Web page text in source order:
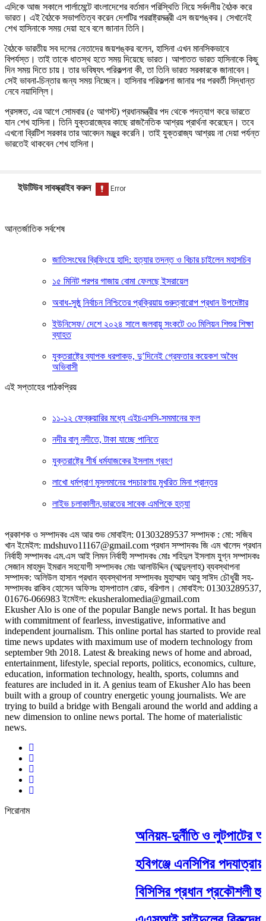
এদিকে আজ সকালে পার্লামেন্টে বাংলাদেশের বর্তমান পরিস্থিতি নিয়ে সর্বদলীয় বৈঠক করে
ভারত। এই বৈঠকে সভাপতিত্ব করেন দেশটির পররাষ্ট্রমন্ত্রী এস জয়শঙ্কর। সেখানেই
শেখ হাসিনাকে সময় দেয়া হবে বলে জানান তিনি।
বৈঠকে ভারতীয় সব দলের নেতাদের জয়শঙ্কর বলেন, হাসিনা এখন মানসিকভাবে
বিপর্যস্ত। তাই তাকে ধাতস্থ হতে সময় দিয়েছে ভারত। আপাতত ভারত হাসিনাকে কিছু
দিন সময় দিতে চায়। তার ভবিষ্যৎ পরিকল্পনা কী, তা তিনি ভারত সরকারকে জানাবেন।
সেই ভাবনা-চিন্তার জন্য সময় নিচ্ছেন। হাসিনার পরিকল্পনা জানার পর পরবর্তী সিদ্ধান্ত
নেবে নয়াদিল্লি।
প্রসঙ্গত, এর আগে সোমবার (৫ আগস্ট) প্রধানমন্ত্রীর পদ থেকে পদত্যাগ করে ভারতে
যান শেখ হাসিনা। তিনি যুক্তরাজ্যের কাছে রাজনৈতিক আশ্রয় প্রার্থনা করেছেন। তবে
এখনো ব্রিটিশ সরকার তার আবেদন মঞ্জুর করেনি। তাই যুক্তরাজ্য আশ্রয় না দেয়া পর্যন্ত
ভারতেই থাকবেন শেখ হাসিনা।
ইউটিউব সাবস্ক্রাইব করুন
আন্তর্জাতিক সর্বশেষ
জাতিসংঘের ব্রিফিংয়ে হাদি: হত্যার তদন্ত ও বিচার চাইলেন মহাসচিব
১৫ মিনিট পরপর গাজায় বোমা ফেলছে ইসরায়েল
অবাধ-সুষ্ঠু নির্বাচন নিশ্চিতের প্রক্রিয়ায় গুরুত্বারোপ প্রধান উপদেষ্টার
ইউনিসেফ/ দেশে ২০২৪ সালে জলবায়ু সংকটে ৩৩ মিলিয়ন শিশুর শিক্ষা
ব্যাহত
যুক্তরাষ্ট্রে ব্যাপক ধরপাকড়, দু’দিনেই গ্রেফতার কয়েকশ অবৈধ
অভিবাসী
এই সপ্তাহের পাঠকপ্রিয়
১১-১২ ফেব্রুয়ারির মধ্যে এইচএসসি-সমমানের ফল
নদীর বালু নদীতে, টাকা যাচ্ছে পানিতে
যুক্তরাষ্ট্রে শীর্ষ ধর্মযাজকের ইসলাম গ্রহণ
লাখো ধর্মপ্রাণ মুসলমানের পদচারণায় মুখরিত মিনা প্রান্তর
লাইভ চলাকালীন,ভারতের সাবেক এমপিকে হত্যা
প্রকাশক ও সম্পাদকঃ এম আর শুভ মোবাইল: 01303289537 সম্পাদক : মো: সজিব
খান ইমেইল: mdshuvo11167@gmail.com প্রধান সম্পাদকঃ জি এম খালেদ প্রধান
নির্বাহী সম্পাদকঃ এম.এস আই লিমন নির্বাহী সম্পাদকঃ মোঃ শহিদুল ইসলাম যুগ্ন সম্পাদকঃ
সেজান মাহমুদ ইমরান সহযোগী সম্পাদকঃ মোঃ আলাউদ্দিন (আব্দুল্লাহ) ব্যবস্থাপনা
সম্পাদক: অলিউল হাসান প্রধান ব্যবস্থাপনা সম্পাদকঃ মুহাম্মাদ আবু সাঈদ চৌধুরী সহ-
সম্পাদকঃ রাকিব হোসেন অফিসঃ হাসপাতাল রোড, বরিশাল। মোবাইল: 01303289537,
01676-066983 ইমেইল: ekusheralomedia@gmail.com
Ekusher Alo is one of the popular Bangle news portal. It has begun
with commitment of fearless, investigative, informative and
independent journalism. This online portal has started to provide real
time news updates with maximum use of modern technology from
september 9th 2018. Latest & breaking news of home and abroad,
entertainment, lifestyle, special reports, politics, economics, culture,
education, information technology, health, sports, columns and
features are included in it. A genius team of Ekusher Alo has been
built with a group of country energetic young journalists. We are
trying to build a bridge with Bengali around the world and adding a
new dimension to online news portal. The home of materialistic
news.
শিরোনাম
অনিয়ম-দুর্নীতি ও লুটপাটের
হবিগঞ্জে এনসিপির পদযাত্রায়
বিসিসির প্রধান প্রকৌশলী